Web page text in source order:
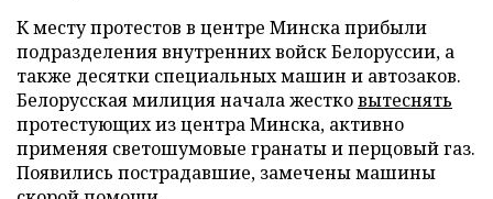
К месту протестов в центре Минска прибыли
подразделения внутренних войск Белоруссии, а
также десятки специальных машин и автозаков.
Белорусская милиция начала жестковытеснять
протестующих из центра Минска, активно
применяя светошумовые гранаты и перцовый газ.
Появились пострадавшие, замечены машины